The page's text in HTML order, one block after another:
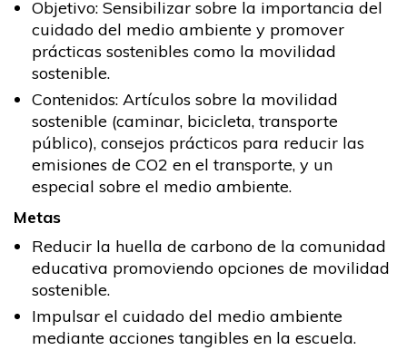
Objetivo: Sensibilizar sobre la importancia del
cuidado del medio ambiente y promover
prácticas sostenibles como la movilidad
sostenible.
Contenidos: Artículos sobre la movilidad
sostenible (caminar, bicicleta, transporte
público), consejos prácticos para reducir las
emisiones de CO2 en el transporte, y un
especial sobre el medio ambiente.
Metas
Reducir la huella de carbono de la comunidad
educativa promoviendo opciones de movilidad
sostenible.
Impulsar el cuidado del medio ambiente
mediante acciones tangibles en la escuela.